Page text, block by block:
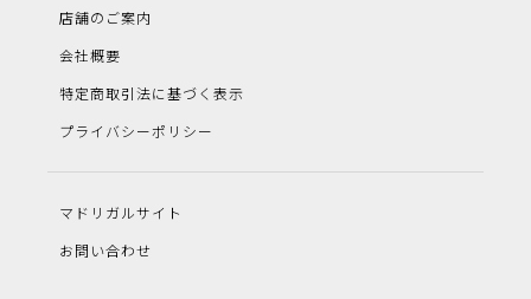
店舗のご案内
会社概要
特定商取引法に基づく表示
プライバシーポリシー
マドリガルサイト
お問い合わせ